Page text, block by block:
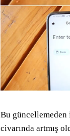
Bu
civarında artmış